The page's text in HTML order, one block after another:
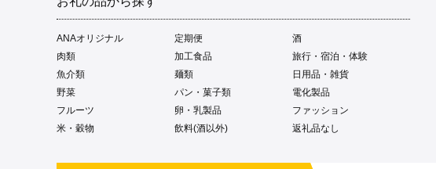
ANAオリジナル 定期便
酒
肉類
加工食品
旅行・宿泊・体験
魚介類
麺類
日用品・雑貨
野菜
パン・菓子類
電化製品
フルーツ
卵・乳製品
ファッション
米・穀物
飲料(酒以外) 返礼品なし